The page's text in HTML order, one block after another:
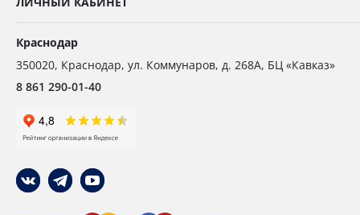
Краснодар
350020, Краснодар, ул. Коммунаров, д. 268А, БЦ «Кавказ»
8 861 290-01-40